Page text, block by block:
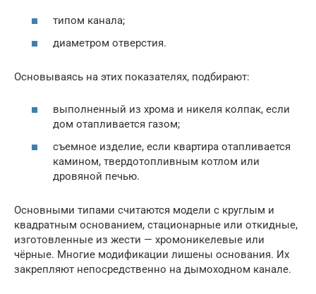
типом канала;
диаметром отверстия.
Основываясь на этих показателях, подбирают:
выполненный из хрома и никеля колпак, если
дом отапливается газом;
съемное изделие, если квартира отапливается
камином, твердотопливным котлом или
дровяной печью.
Основными типами считаются модели с круглым и
квадратным основанием, стационарные или откидные,
изготовленные из жести — хромоникелевые или
чёрные. Многие модификации лишены основания. Их
закрепляют непосредственно на дымоходном канале.